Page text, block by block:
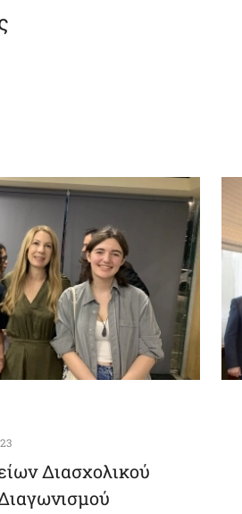
Διασχολικού